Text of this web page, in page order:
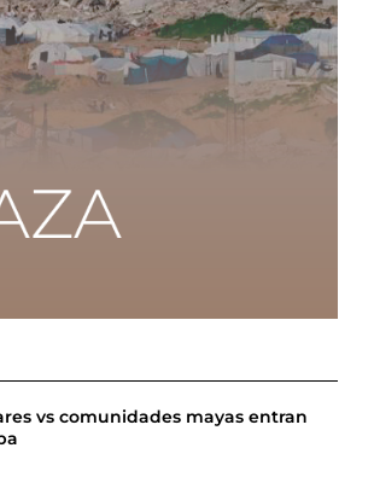
vs comunidades mayas entran